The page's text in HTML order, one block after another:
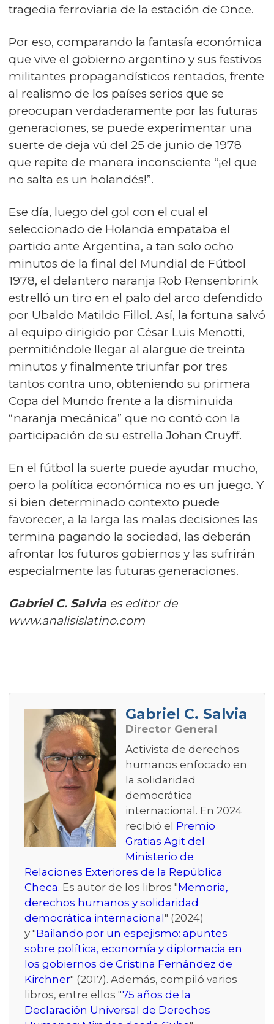
tragedia ferroviaria de la estación de Once.
Por eso, comparando la fantasía económica
que vive el gobierno argentino y sus festivos
militantes propagandísticos rentados, frente
al realismo de los países serios que se
preocupan verdaderamente por las futuras
generaciones, se puede experimentar una
suerte de deja vú del 25 de junio de 1978
que repite de manera inconsciente “¡el que
no salta es un holandés!”.
Ese día, luego del gol con el cual el
seleccionado de Holanda empataba el
partido ante Argentina, a tan solo ocho
minutos de la final del Mundial de Fútbol
1978, el delantero naranja Rob Rensenbrink
estrelló un tiro en el palo del arco defendido
por Ubaldo Matildo Fillol. Así, la fortuna salvó
al equipo dirigido por César Luis Menotti,
permitiéndole llegar al alargue de treinta
minutos y finalmente triunfar por tres
tantos contra uno, obteniendo su primera
Copa del Mundo frente a la disminuida
“naranja mecánica” que no contó con la
participación de su estrella Johan Cruyff.
En el fútbol la suerte puede ayudar mucho,
pero la política económica no es un juego. Y
si bien determinado contexto puede
favorecer, a la larga las malas decisiones las
termina pagando la sociedad, las deberán
afrontar los futuros gobiernos y las sufrirán
especialmente las futuras generaciones.
Gabriel C. Salvia es editor de
www.analisislatino.com
Gabriel C. Salvia
Director General
Activista de derechos
humanos enfocado en
la solidaridad
democrática
internacional. En 2024
recibió el Premio
Gratias Agit del
Ministerio de
Relaciones Exteriores de la República
Checa. Es autor de los libros "Memoria,
derechos humanos y solidaridad
democrática internacional " (2024)
y "Bailando por un espejismo: apuntes
sobre política, economía y diplomacia en
los gobiernos de Cristina Fernández de
Kirchner" (2017). Además, compiló varios
libros, entre ellos "75 años de la
Declaración Universal de Derechos